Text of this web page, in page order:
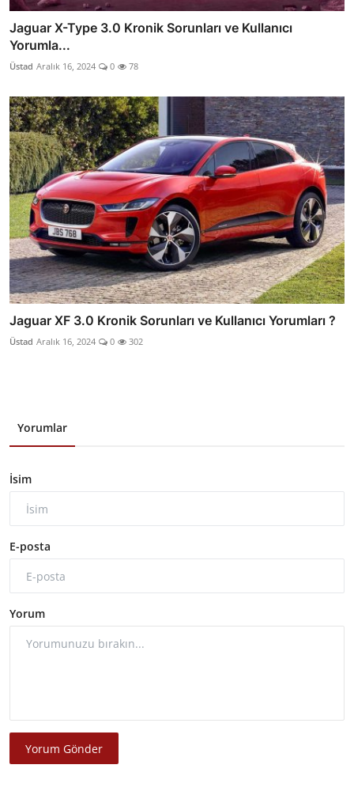
Jaguar X-Type 3.0 Kronik Sorunları ve Kullanıcı
Yorumla...
Üstad Aralık 16, 2024 0 78
Jaguar XF 3.0 Kronik Sorunları ve Kullanıcı Yorumları ?
Üstad Aralık 16, 2024 0 302
Yorumlar
İsim
E-posta
Yorum
Yorum Gönder